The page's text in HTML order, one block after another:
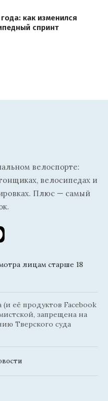
как изменился
спринт
велоспорте:
велосипедах и
Плюс — самый
лицам старше 18
её продуктов Facebook
запрещена на
Тверского суда